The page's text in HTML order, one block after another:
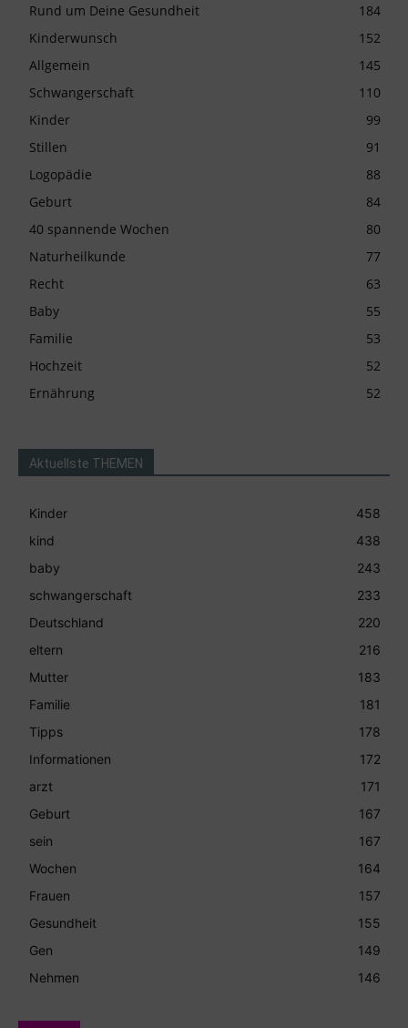
Rund um Deine Gesundheit
184
Kinderwunsch
152
Allgemein
145
Schwangerschaft
110
Kinder
99
Stillen
91
Logopädie
88
Geburt
84
40 spannende Wochen
80
Naturheilkunde
77
Recht
63
Baby
55
Familie
53
Hochzeit
52
Ernährung
52
Aktuellste THEMEN
Kinder
458
kind
438
baby
243
schwangerschaft
233
Deutschland
220
eltern
216
Mutter
183
Familie
181
Tipps
178
Informationen
172
arzt
171
Geburt
167
sein
167
Wochen
164
Frauen
157
Gesundheit
155
Gen
149
Nehmen
146